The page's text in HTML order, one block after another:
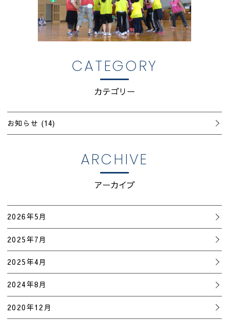
CATEGORY
カテゴリー
お知らせ (14)
ARCHIVE
アーカイブ
2026年5月
2025年7月
2025年4月
2024年8月
2020年12月